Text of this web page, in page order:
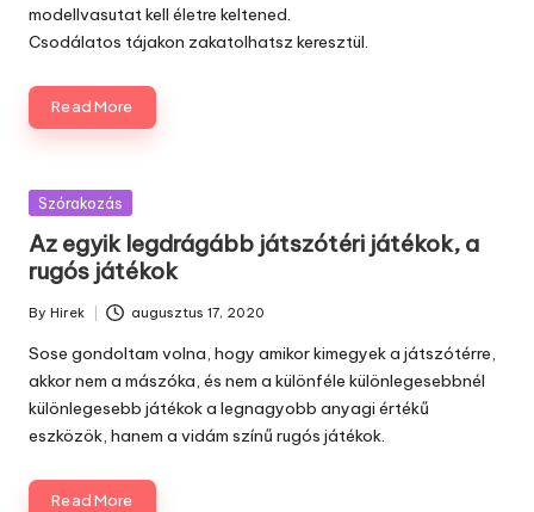
modellvasutat kell életre keltened.
Csodálatos tájakon zakatolhatsz keresztül.
Read More
Posted
Szórakozás
Az egyik legdrágább játszótéri játékok, a
rugós játékok
Posted
by
By Hirek augusztus 17, 2020
Sose gondoltam volna, hogy amikor kimegyek a játszótérre,
akkor nem a mászóka, és nem a különféle különlegesebbnél
különlegesebb játékok a legnagyobb anyagi értékű
eszközök, hanem a vidám színű rugós játékok.
Read More